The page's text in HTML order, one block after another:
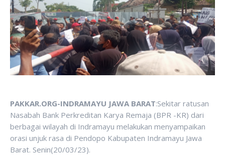
PAKKAR.ORG-INDRAMAYU JAWA BARAT:Sekitar ratusan
Nasabah Bank Perkreditan Karya Remaja (BPR -KR) dari
berbagai wilayah di Indramayu melakukan menyampaikan
orasi unjuk rasa di Pendopo Kabupaten Indramayu Jawa
Barat. Senin(20/03/23).